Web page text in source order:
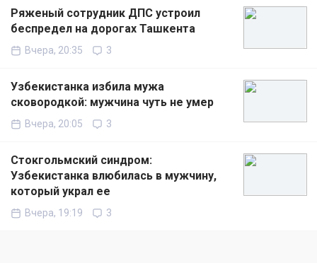
Ряженый сотрудник ДПС устроил
беспредел на дорогах Ташкента
Вчера, 20:35 3
Узбекистанка избила мужа
сковородкой: мужчина чуть не умер
Вчера, 20:05 3
Стокгольмский синдром:
Узбекистанка влюбилась в мужчину,
который украл ее
Вчера, 19:19 3